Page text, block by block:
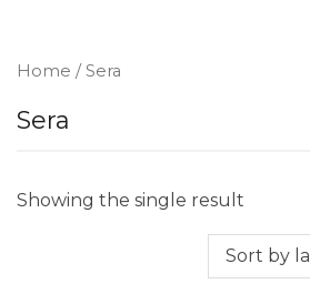
Home / Sera
Sera
Showing the single result